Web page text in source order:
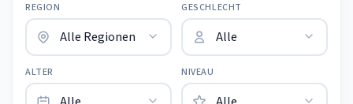
REGION GESCHLECHT
ALTER NIVEAU